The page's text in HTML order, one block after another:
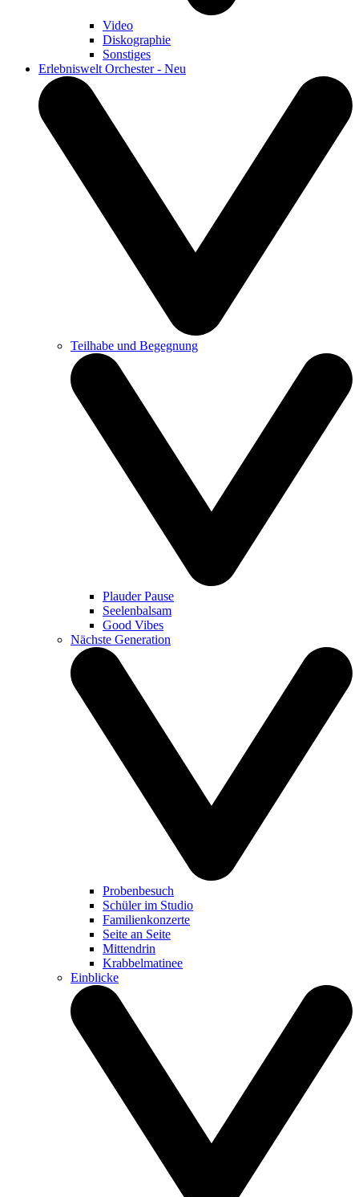
Video
Diskographie
Sonstiges
Erlebniswelt Orchester - Neu
Teilhabe und Begegnung
Plauder Pause
Seelenbalsam
Good Vibes
Nächste Generation
Probenbesuch
Schüler im Studio
Familienkonzerte
Seite an Seite
Mittendrin
Krabbelmatinee
Einblicke